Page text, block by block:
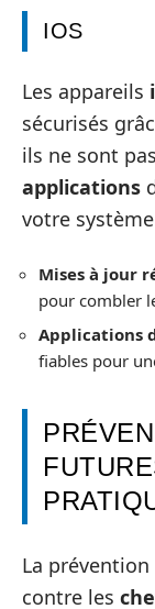
IOS
Les appareils
sécurisés
ils ne sont
applications
votre
Mises à jour
pour combler
Applications
fiables pour
La
contre les